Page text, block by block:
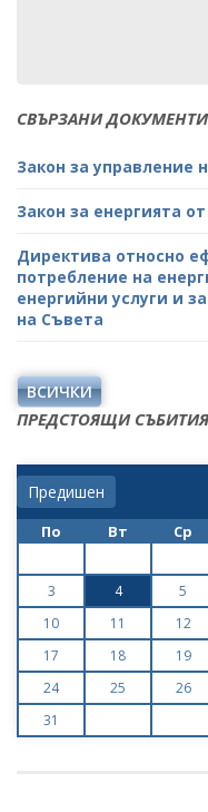
СВЪРЗАНИ ДОКУМЕНТИ
Закон за управление
Закон за енергията
Директива относно
потребление на
енергийни услуги и
на Съвета
ВСИЧКИ
ПРЕДСТОЯЩИ СЪБИТИЯ
Предишен
По Вт Ср
3
4 5
10
11 12
17
18 19
24
25 26
31